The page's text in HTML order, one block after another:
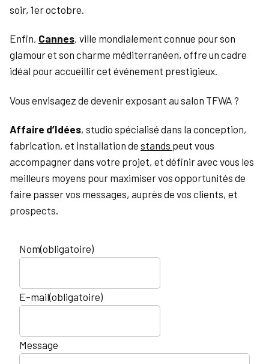
soir, 1er octobre.
Enfin, Cannes, ville mondialement connue pour son
glamour et son charme méditerranéen, offre un cadre
idéal pour accueillir cet événement prestigieux.
Vous envisagez de devenir exposant au salon TFWA ?
Affaire d’Idées, studio spécialisé dans la conception,
fabrication, et installation de stands peut vous
accompagner dans votre projet, et définir avec vous les
meilleurs moyens pour maximiser vos opportunités de
faire passer vos messages, auprès de vos clients, et
prospects.
Nom(obligatoire)
E-mail(obligatoire)
Message